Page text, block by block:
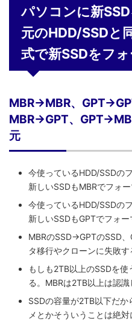
パソコンに新
元のHDD/SSDと
式で新SSDをフ
MBR→MBR、
MBR→GPT、
元
今使っているHDD/SSDの
新しいSSDもMBRでフォ
今使っているHDD/SSDの
新しいSSDもGPTでフォー
MBRのSSD→GPTのSSD
タ移行やクローンに失敗
もしも2TB以上のSSDを
る。MBRは2TB以上は認識
SSDの容量が2TB以下だ
メとかそういうことは絶対